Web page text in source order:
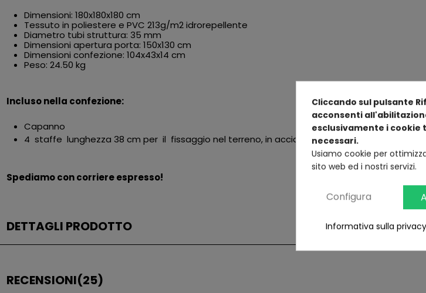
Dimensioni: 180x180x180 cm
Tessuto in poliestere e PVC 213g/m2 idrorepellente
Diametro tubi struttura: 35 mm
Dimensioni apertura porta: 150x130 cm
Dimensioni confezione: 104x43x14 cm
Peso: 24.50 kg
Incluso nella confezione:
Capanno
4 staffe lunghezza 38 cm per il fissaggio nel terreno, in acciaio verniciato a polvere,
Spediamo con corriere espresso!
DETTAGLI PRODOTTO
RECENSIONI(25)
Cliccando sul pulsante
acconsenti
esclusivamente i cookie
necessari.
Usiamo cookie per
sito web ed i nostri servizi.
Configura
Informativa sulla